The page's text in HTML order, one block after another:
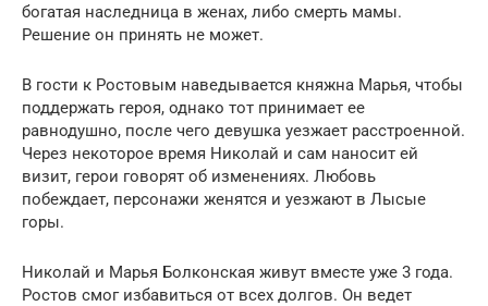
богатая наследница в женах, либо смерть мамы.
Решение он принять не может.
В гости к Ростовым наведывается княжна Марья, чтобы
поддержать героя, однако тот принимает ее
равнодушно, после чего девушка уезжает расстроенной.
Через некоторое время Николай и сам наносит ей
визит, герои говорят об изменениях. Любовь
побеждает, персонажи женятся и уезжают в Лысые
горы.
Николай и Марья Болконская живут вместе уже 3 года.
Ростов смог избавиться от всех долгов. Он ведет